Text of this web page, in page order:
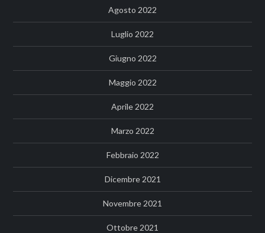
Agosto 2022
Luglio 2022
Giugno 2022
Maggio 2022
Aprile 2022
Marzo 2022
Febbraio 2022
Dicembre 2021
Novembre 2021
Ottobre 2021